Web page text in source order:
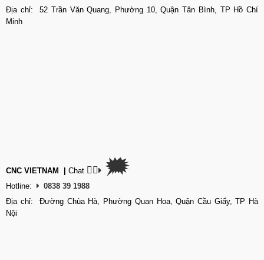
Địa chỉ: 52 Trần Văn Quang, Phường 10, Quận Tân Bình, TP Hồ Chí
Minh
CNC VIETNAM Chat 👉🏽 🗯
Hotline:
0838 39 1988
Địa chỉ: Đường Chùa Hà, Phường Quan Hoa, Quận Cầu Giấy, TP Hà
Nội